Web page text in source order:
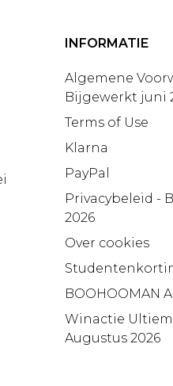
INFORMATIE
Algemene
Bijgewerkt juni
Terms of Use
Klarna
PayPal
Privacybeleid -
2026
Over cookies
BOOHOOMAN
Winactie
Augustus 2026